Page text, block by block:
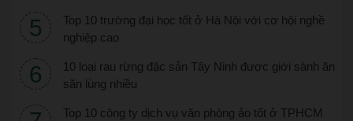
Top 10 trường đại học tốt ở Hà Nội với cơ hội nghề
nghiệp cao
10 loại rau rừng đặc sản Tây Ninh được giới sành ăn
săn lùng nhiều
Top 10 công ty dịch vụ văn phòng ảo tốt ở TPHCM